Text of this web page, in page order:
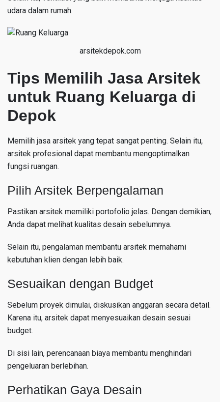
udara dalam rumah.
arsitekdepok.com
Tips Memilih Jasa Arsitek
untuk Ruang Keluarga di
Depok
Memilih jasa arsitek yang tepat sangat penting. Selain itu,
arsitek profesional dapat membantu mengoptimalkan
fungsi ruangan.
Pilih Arsitek Berpengalaman
Pastikan arsitek memiliki portofolio jelas. Dengan demikian,
Anda dapat melihat kualitas desain sebelumnya.
Selain itu, pengalaman membantu arsitek memahami
kebutuhan klien dengan lebih baik.
Sesuaikan dengan Budget
Sebelum proyek dimulai, diskusikan anggaran secara detail.
Karena itu, arsitek dapat menyesuaikan desain sesuai
budget.
Di sisi lain, perencanaan biaya membantu menghindari
pengeluaran berlebihan.
Perhatikan Gaya Desain